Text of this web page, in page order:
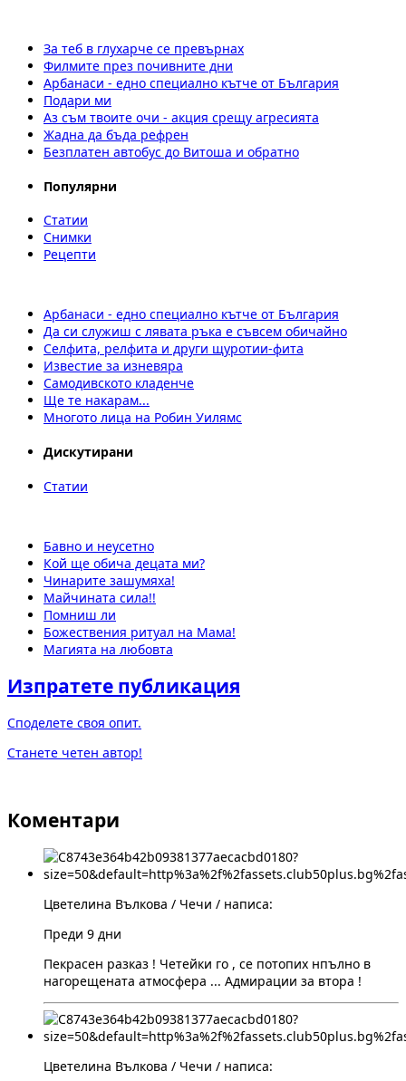
За теб в глухарче се превърнах
Филмите през почивните дни
Арбанаси - едно специално кътче от България
Подари ми
Аз съм твоите очи - акция срещу агресията
Жадна да бъда рефрен
Безплатен автобус до Витоша и обратно
Популярни
Статии
Снимки
Рецепти
Арбанаси - едно специално кътче от България
Да си служиш с лявата ръка е съвсем обичайно
Селфита, релфита и други щуротии-фита
Известие за изневяра
Самодивското кладенче
Ще те накарам...
Многото лица на Робин Уилямс
Дискутирани
Статии
Бавно и неусетно
Кой ще обича децата ми?
Чинарите зашумяха!
Майчината сила!!
Помниш ли
Божествения ритуал на Мама!
Магията на любовта
Изпратете публикация
Споделете своя опит.
Станете четен автор!
Коментари
Цветелина Вълкова / Чечи / написа:
Преди 9 дни
Пекрасен разказ ! Четейки го , се потопих нпълно в
нагорещената атмосфера ... Адмирации за втора !
Цветелина Вълкова / Чечи / написа: